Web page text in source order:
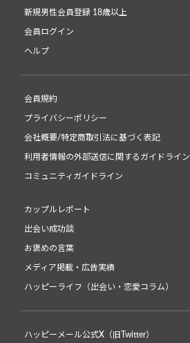
新規男性会員登録 18歳以上
会員ログイン
ヘルプ
会員規約
プライバシーポリシー
会社概要/特定商取引法に基づく表記
利用者情報の外部送信に関するガイドライン
コミュニティガイドライン
カップルレポート
出会い成功談
お褒めの言葉
メディア掲載・広告実績
ハッピーライフ（出会い・恋愛コラム）
ハッピーメール公式X（旧Twitter）